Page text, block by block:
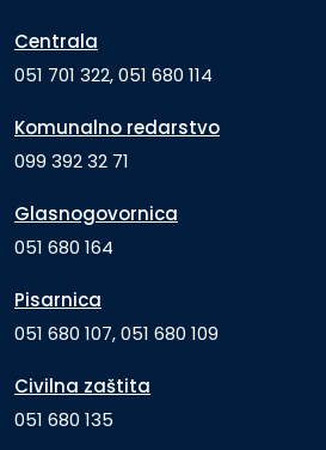
Centrala
051 701 322, 051 680 114
Komunalno redarstvo
099 392 32 71
Glasnogovornica
051 680 164
Pisarnica
051 680 107, 051 680 109
Civilna zaštita
051 680 135